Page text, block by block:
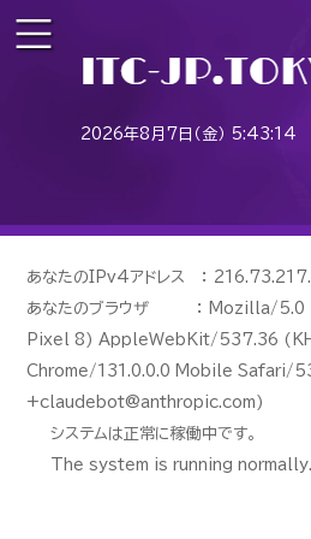
2026年8月7日（金） 5:43:14
システムは正常に稼働中です。
The system is running normally.
あなたのIPv4アドレス ：
あなたのブラウザ ： Mozilla/5.0
Pixel 8) AppleWebKit/537.36
Chrome/131.0.0.0 Mobile Safari/
+claudebot@anthropic.com)